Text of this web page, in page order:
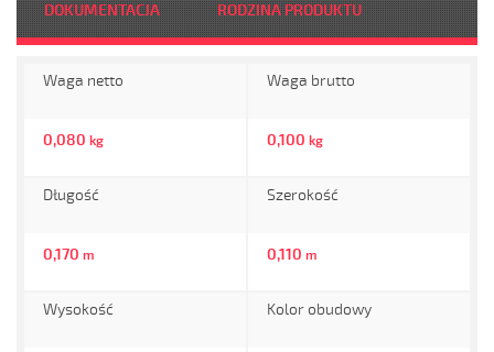
DOKUMENTACJA RODZINA PRODUKTU
Waga netto
0,080 kg
Waga brutto
0,100 kg
Długość
0,170 m
Szerokość
0,110 m
Wysokość Kolor obudowy